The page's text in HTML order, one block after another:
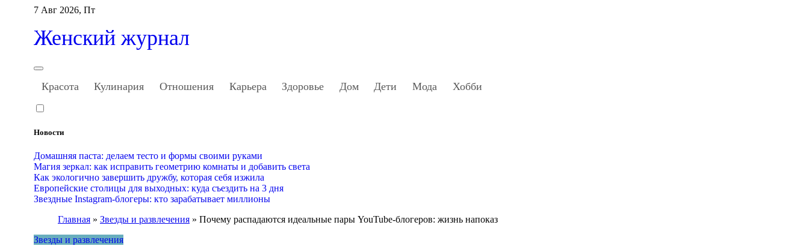
Перейти
содержанию
7 Авг 2026, Пт
Женский журнал
Красота Кулинария Отношения Карьера Здоровье Дом Дети Мода Хобби
Новости
Домашняя паста: делаем тесто и формы своими руками
Магия зеркал: как исправить геометрию комнаты и добавить света
Как экологично завершить дружбу, которая себя изжила
Европейские столицы для выходных: куда съездить на 3 дня
Звездные Instagram-блогеры: кто зарабатывает миллионы
Главная » Звезды и развлечения » Почему распадаются идеальные пары YouTube-блогеров: жизнь напоказ
Звезды и развлечения